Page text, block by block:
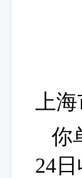
上
你
24